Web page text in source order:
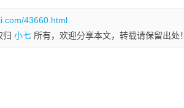
43660.html
归 小七 所有，欢迎分享本文，转载请保留出处！